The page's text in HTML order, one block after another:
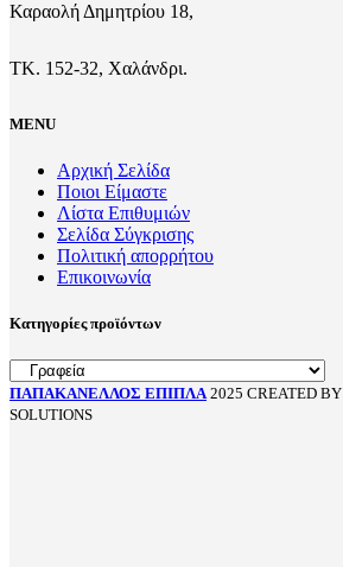
Καραολή Δημητρίου 18,
ΤΚ. 152-32, Χαλάνδρι.
MENU
Αρχική Σελίδα
Ποιοι Είμαστε
Λίστα Επιθυμιών
Σελίδα Σύγκρισης
Πολιτική απορρήτου
Επικοινωνία
Κατηγορίες προϊόντων
ΠΑΠΑΚΑΝΕΛΛΟΣ ΕΠΙΠΛΑ 2025 CREATED BY
SOLUTIONS